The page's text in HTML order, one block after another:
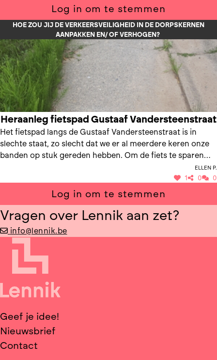
weg is uitsluitend voor het doorgaand verkeer bedoeld
(anders komen er daar in een verdere toekomst ook weer
"vanzelf" snelheidsbeperkingen). De bijgevoegde schets is
slechts een zeer ruwe indicatie (moet zeker nog verder
uitgewerkt worden).
Log in om te stemmen
HOE ZOU JIJ DE VERKEERSVEILIGHEID IN DE DORPSKERNEN
AANPAKKEN EN/ OF VERHOGEN?
Heraanleg fietspad Gustaaf Vandersteenstraat
Het fietspad langs de Gustaaf Vandersteenstraat is in
slechte staat, zo slecht dat we er al meerdere keren onze
banden op stuk gereden hebben. Om de fiets te sparen
Ellen P.
1 0 0
Log in om te stemmen
Vragen over Lennik aan zet?
info@lennik.be
Geef je idee!
Nieuwsbrief
Contact